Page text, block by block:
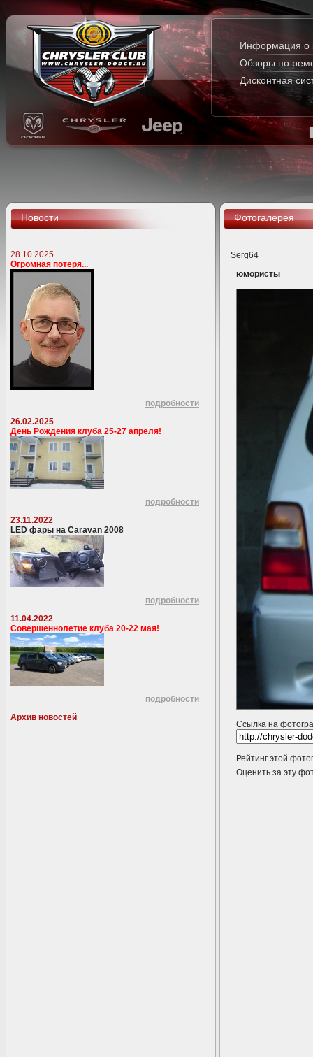
Информация о
Обзоры по
Дисконтная
Новости
28.10.2025
Огромная потеря...
подробности
26.02.2025
День Рождения клуба 25-27 апреля!
подробности
23.11.2022
LED фары на Caravan 2008
подробности
11.04.2022
Совершеннолетие клуба 20-22 мая!
подробности
Архив новостей
Фотогалерея
Serg64
юмористы
Ссылка на
Рейтинг этой
Оценить за эту